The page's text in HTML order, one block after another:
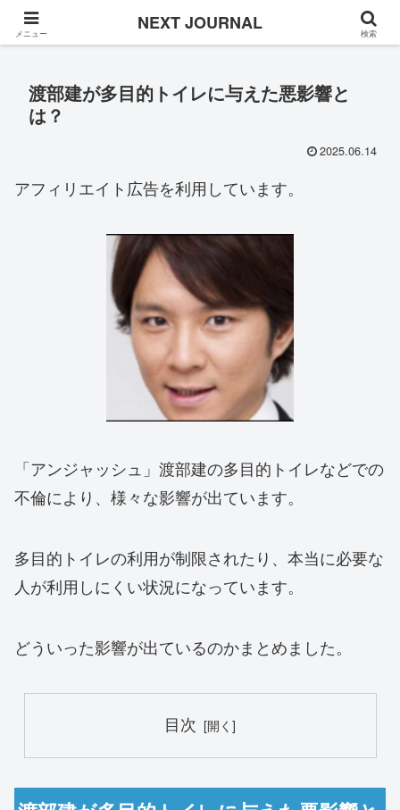
Once in a while
渡部建が多目的トイレに与えた悪影響と
は？
2025.06.14
アフィリエイト広告を利用しています。
「アンジャッシュ」渡部建の多目的トイレなどでの
不倫により、様々な影響が出ています。
多目的トイレの利用が制限されたり、本当に必要な
人が利用しにくい状況になっています。
どういった影響が出ているのかまとめました。
目次
メニュー NEXT JOURNAL 検索